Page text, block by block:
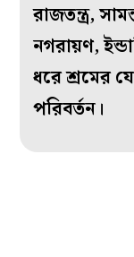
রাজতন্ত্র,
নগরায়ণ,
ধরে শ্রমের
পরিবর্তন।